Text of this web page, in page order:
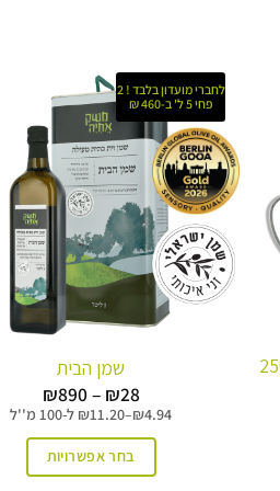
לשמן זית 250
לחברי מועדון בלבד ! 2
פחי 5 ל' ב-460 ₪
שמן הבית
₪28
–
₪890
מחירים:
עד
₪4.94
–
₪11.20 ל-100 מ''ל
בחר אפשרויות